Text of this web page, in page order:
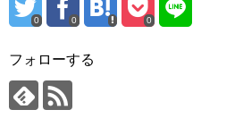
0 0 0
フォローする